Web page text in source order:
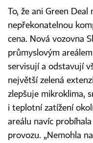
To, že ani Green Deal
nepřekonatelnou
cena. Nová vozovna
průmyslovým
servisují a odstavují
největší zelená
zlepšuje mikroklima,
i teplotní zatížení
areálu navíc
provozu. „Nemohla